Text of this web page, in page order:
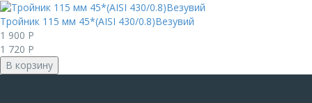
Тройник 115 мм 45*(AISI 430/0.8)Везувий
1 900 Р
1 720 Р
В корзину